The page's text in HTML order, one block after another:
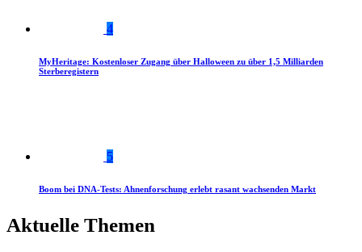
4
MyHeritage: Kostenloser Zugang über Halloween zu über 1,5 Milliarden
Sterberegistern
5
Boom bei DNA-Tests: Ahnenforschung erlebt rasant wachsenden Markt
Aktuelle Themen